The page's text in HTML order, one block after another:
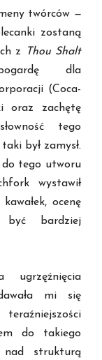
twórców —
zostaną
z
Thou Shalt
dla
(Coca-
oraz zachętę
tego
był zamysł.
do tego utworu
wystawił
ocenę
być bardziej
mi się
do takiego
nad strukturą